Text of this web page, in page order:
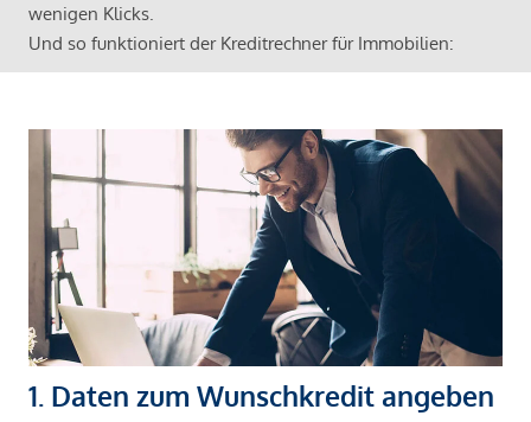
wenigen Klicks.
Und so funktioniert der Kreditrechner für Immobilien:
1. Daten zum Wunschkredit angeben